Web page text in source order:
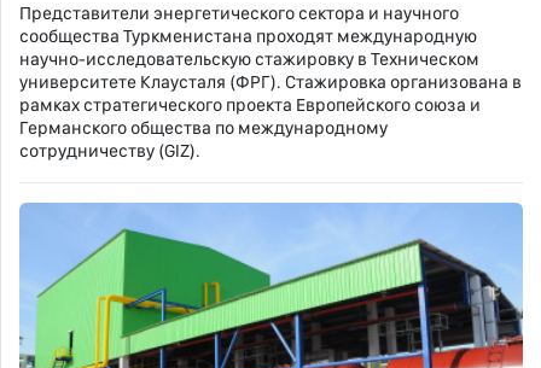
Представители энергетического сектора и научного
сообщества Туркменистана проходят международную
научно-исследовательскую стажировку в Техническом
университете Клаусталя (ФРГ). Стажировка организована в
рамках стратегического проекта Европейского союза и
Германского общества по международному
сотрудничеству (GIZ).